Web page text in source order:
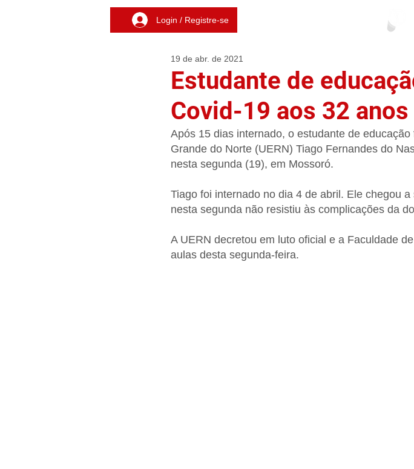
Login / Registre-se
Estudante de
Covid-19 aos 32
19 de abr. de 2021
Após 15 dias internado, o estudante de
Grande do Norte (UERN) Tiago Fernandes do
nesta segunda (19), em Mossoró.
Tiago foi internado no dia 4 de abril. Ele chegou
nesta segunda não resistiu às complicações da
A UERN decretou em luto oficial e a Faculdade
aulas desta segunda-feira.